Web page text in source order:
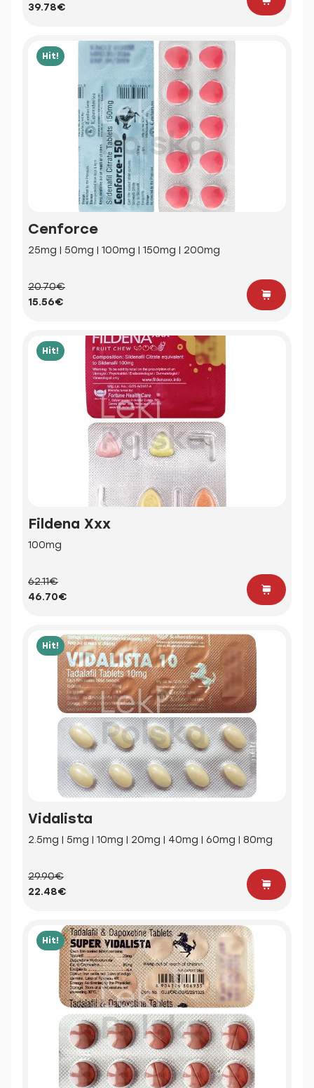
39.78€
Hit!
Cenforce
25mg | 50mg | 100mg | 150mg | 200mg
20.70€
15.56€
Hit!
Fildena Xxx
100mg
62.11€
46.70€
Hit!
Vidalista
2.5mg | 5mg | 10mg | 20mg | 40mg | 60mg | 80mg
29.90€
22.48€
Hit!